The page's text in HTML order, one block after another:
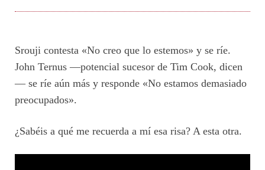
Srouji contesta «No creo que lo estemos» y se ríe.
John Ternus —potencial sucesor de Tim Cook, dicen
— se ríe aún más y responde «No estamos demasiado
preocupados».
¿Sabéis a qué me recuerda a mí esa risa? A esta otra.